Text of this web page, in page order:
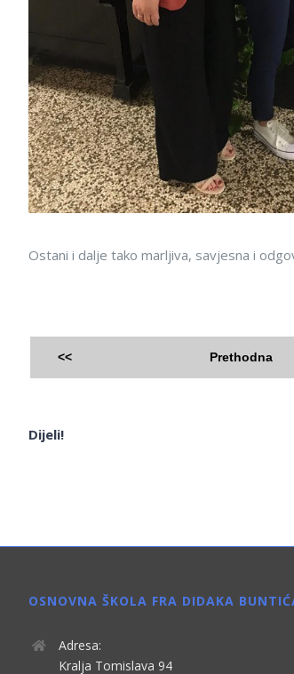
Ostani i dalje tako marljiva, savjesna i
<< Prethodna
Dijeli!
OSNOVNA ŠKOLA FRA DIDAKA
Adresa:
Kralja Tomislava 94